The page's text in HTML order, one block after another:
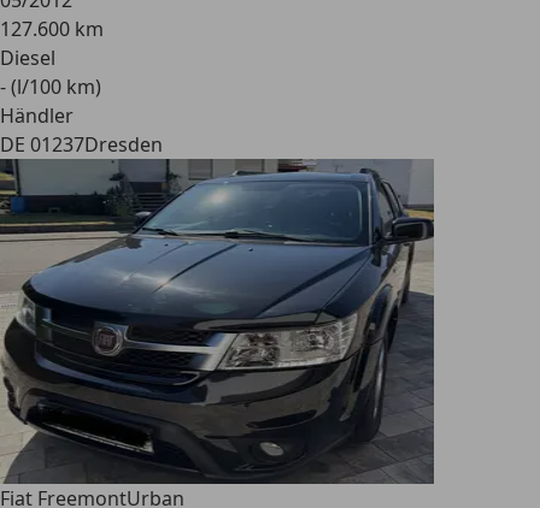
127.600 km
Diesel
- (l/100 km)
Händler
DE 01237Dresden
Fiat FreemontUrban